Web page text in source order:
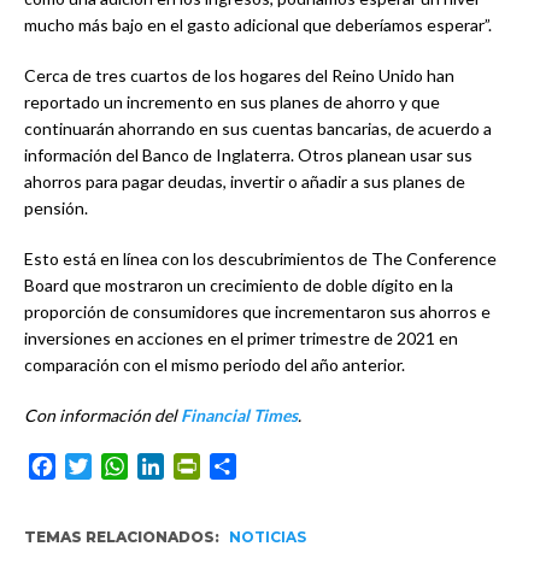
mucho más bajo en el gasto adicional que deberíamos esperar”.
Cerca de tres cuartos de los hogares del Reino Unido han
reportado un incremento en sus planes de ahorro y que
continuarán ahorrando en sus cuentas bancarias, de acuerdo a
información del Banco de Inglaterra. Otros planean usar sus
ahorros para pagar deudas, invertir o añadir a sus planes de
pensión.
Esto está en línea con los descubrimientos de The Conference
Board que mostraron un crecimiento de doble dígito en la
proporción de consumidores que incrementaron sus ahorros e
inversiones en acciones en el primer trimestre de 2021 en
comparación con el mismo periodo del año anterior.
Con información delFinancial Times.
Facebook
TwitterWhatsApp
LinkedInPrintFriendly
TEMAS RELACIONADOS: NOTICIAS